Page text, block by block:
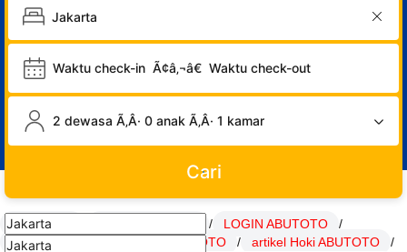
Waktu check-in Ã¢â‚¬â€ Waktu check-out
2 dewasa Ã‚Â· 0 anak Ã‚Â· 1 kamar
Cari
ABUTOTO / LOGIN ABUTOTO
/
Link ABUTOTO
SITUS ABUTOTO / artikel Hoki ABUTOTO
/